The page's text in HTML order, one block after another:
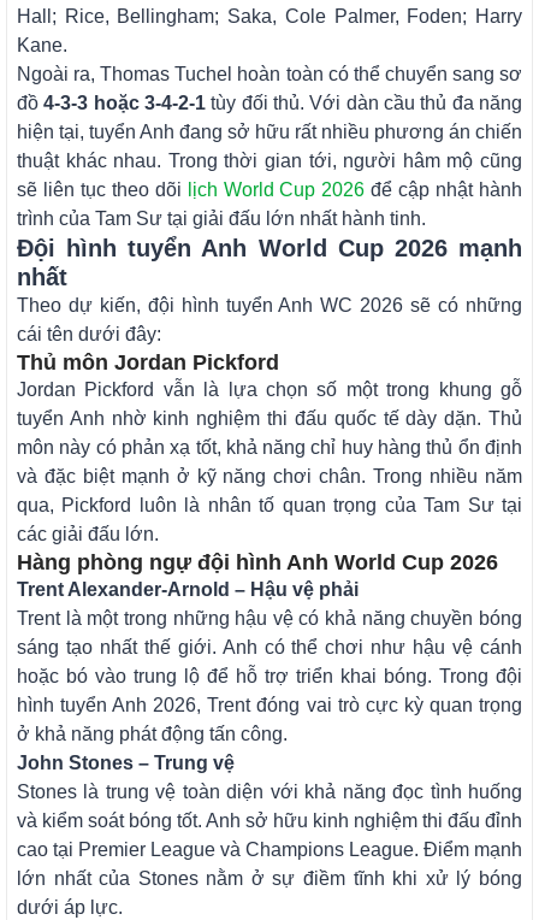
Hall; Rice, Bellingham; Saka, Cole Palmer, Foden; Harry
Kane.
Ngoài ra, Thomas Tuchel hoàn toàn có thể chuyển sang sơ
đồ4-3-3 hoặc 3-4-2-1 tùy đối thủ. Với dàn cầu thủ đa năng
hiện tại, tuyển Anh đang sở hữu rất nhiều phương án chiến
thuật khác nhau. Trong thời gian tới, người hâm mộ cũng
sẽ liên tục theo dõi
lịch World Cup 2026 để cập nhật hành
trình của Tam Sư tại giải đấu lớn nhất hành tinh.
Đội hình tuyển Anh World Cup 2026 mạnh
nhất
Theo dự kiến, đội hình tuyển Anh WC 2026 sẽ có những
cái tên dưới đây:
Thủ môn Jordan Pickford
Jordan Pickford vẫn là lựa chọn số một trong khung gỗ
tuyển Anh nhờ kinh nghiệm thi đấu quốc tế dày dặn. Thủ
môn này có phản xạ tốt, khả năng chỉ huy hàng thủ ổn định
và đặc biệt mạnh ở kỹ năng chơi chân. Trong nhiều năm
qua, Pickford luôn là nhân tố quan trọng của Tam Sư tại
các giải đấu lớn.
Hàng phòng ngự đội hình Anh World Cup 2026
Trent Alexander-Arnold – Hậu vệ phải
Trent là một trong những hậu vệ có khả năng chuyền bóng
sáng tạo nhất thế giới. Anh có thể chơi như hậu vệ cánh
hoặc bó vào trung lộ để hỗ trợ triển khai bóng. Trong đội
hình tuyển Anh 2026, Trent đóng vai trò cực kỳ quan trọng
ở khả năng phát động tấn công.
John Stones – Trung vệ
Stones là trung vệ toàn diện với khả năng đọc tình huống
và kiểm soát bóng tốt. Anh sở hữu kinh nghiệm thi đấu đỉnh
cao tại Premier League và Champions League. Điểm mạnh
lớn nhất của Stones nằm ở sự điềm tĩnh khi xử lý bóng
dưới áp lực.